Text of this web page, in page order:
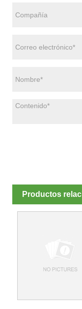
Productos